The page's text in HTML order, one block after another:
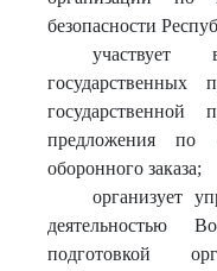
безопасности
участвует
государственных
государственной
предложения по
оборонного заказа;
организует
деятельностью
подготовкой